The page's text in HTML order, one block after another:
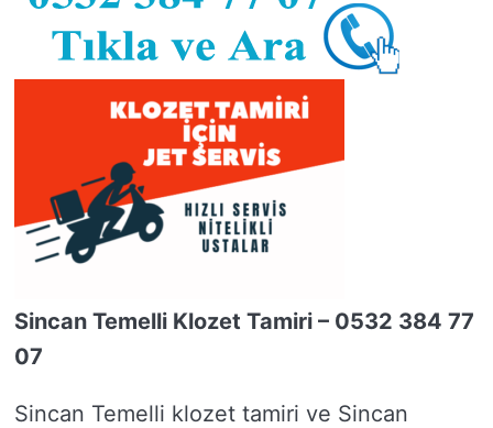
Sincan Temelli Klozet Tamiri – 0532 384 77
07
Sincan Temelli klozet tamiri ve Sincan